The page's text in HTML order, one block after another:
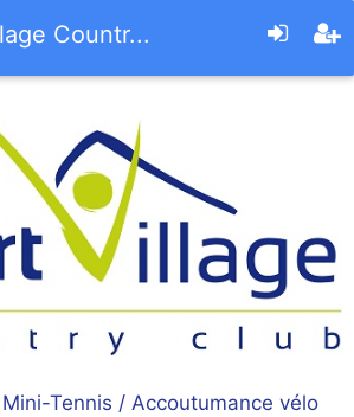
Countr...
Mini-Tennis / Accoutumance vélo